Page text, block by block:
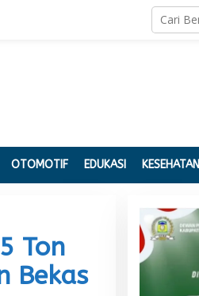
OTOMOTIF EDUKASI KESEHATAN
Ton
Bekas